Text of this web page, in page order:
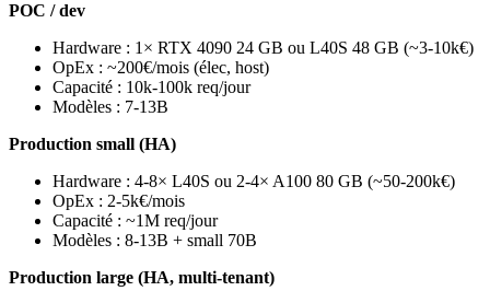
POC / dev
Hardware : 1× RTX 4090 24 GB ou L40S 48 GB (~3-10k€)
OpEx : ~200€/mois (élec, host)
Capacité : 10k-100k req/jour
Modèles : 7-13B
Production small (HA)
Hardware : 4-8× L40S ou 2-4× A100 80 GB (~50-200k€)
OpEx : 2-5k€/mois
Capacité : ~1M req/jour
Modèles : 8-13B + small 70B
Production large (HA, multi-tenant)